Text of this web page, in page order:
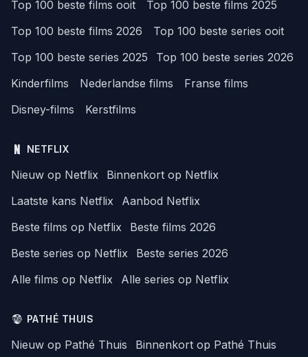
Top 100 beste films ooit
Top 100 beste films 2025
Top 100 beste films 2026
Top 100 beste series ooit
Top 100 beste series 2025
Top 100 beste series 2026
Kinderfilms
Nederlandse films
Franse films
Disney-films
Kerstfilms
NETFLIX
Nieuw op Netflix
Binnenkort op Netflix
Laatste kans Netflix
Aanbod Netflix
Beste films op Netflix
Beste films 2026
Beste series op Netflix
Beste series 2026
Alle films op Netflix
Alle series op Netflix
PATHÉ THUIS
Nieuw op Pathé Thuis
Binnenkort op Pathé Thuis